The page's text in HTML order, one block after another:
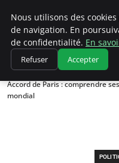
Accueil
Politique climatique
Accord de Paris : comprendre
mondial
Nous utilisons des
de navigation. En
de confidentialité. En
Refuser Accepter